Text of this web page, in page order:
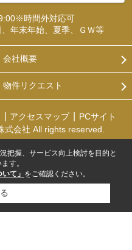
時間外対応可
年末年始、夏季、ＧＷ等
会社概要
物件リクエスト
アクセスマップ
PCサイト
式会社 All rights reserved.
把握、サービス向上検討を目的と
す。
て」 をご確認ください。